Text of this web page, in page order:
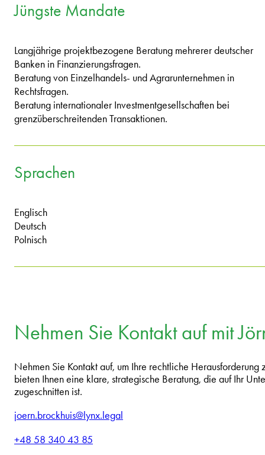
Jüngste Mandate
Langjährige projektbezogene Beratung mehrerer deutscher
Banken in Finanzierungsfragen.
Beratung von Einzelhandels- und Agrarunternehmen in
Rechtsfragen.
Beratung internationaler Investmentgesellschaften bei
grenzüberschreitenden Transaktionen.
Sprachen
Englisch
Deutsch
Polnisch
Nehmen Sie Kontakt auf mit
Nehmen Sie Kontakt auf, um Ihre rechtliche Herausforderung
bieten Ihnen eine klare, strategische Beratung, die auf Ihr
zugeschnitten ist.
joern.brockhuis@lynx.legal
+48 58 340 43 85